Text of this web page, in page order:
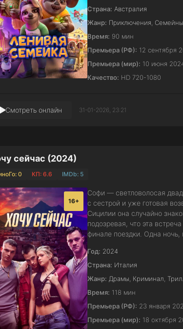
Страна: Австралия
Жанр: Приключения,
Время: 90 мин
Премьера (РФ): 12 сентября
Премьера (мир): 10 июня
Качество: HD 720-1080
Смотреть онлайн 31-01-2026, 23:21
сейчас (2024)
0 КП: 6.6 IMDb: 5
16+
Софи — светловолосая
с сестрой и уже готовая
Сицилии она случайно
подозревая, что эта
финале поездки. Одна
Год: 2024
Страна: Италия
Жанр: Драмы, Криминал,
Время: 118 мин
Премьера (РФ): 23 января
Премьера (мир): 18 октября